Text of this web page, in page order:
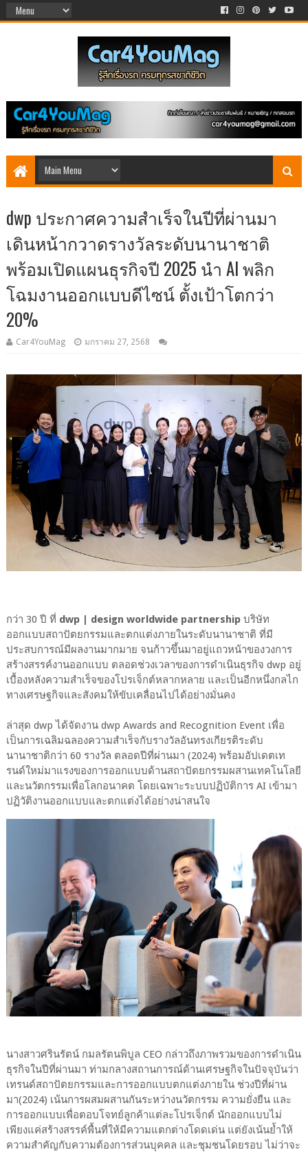
dwp ประกาศความสำเร็จในปีที่ผ่านมา
เดินหน้ากวาดรางวัลระดับนานาชาติ
พร้อมเปิดแผนธุรกิจปี 2025 นำ AI พลิก
โฉมงานออกแบบดีไซน์ ตั้งเป้าโตกว่า
20%
Car4YouMag มกราคม 27, 2568
กว่า 30 ปี ที่ dwp | design worldwide partnershipบริษัท
ออกแบบสถาปัตยกรรมและตกแต่งภายในระดับนานาชาติ ที่มี
ประสบการณ์มีผลงานมากมาย จนก้าวขึ้นมาอยู่แถวหน้าของวงการ
สร้างสรรค์งานออกแบบ ตลอดช่วงเวลาของการดำเนินธุรกิจ dwp อยู่
เบื้องหลังความสำเร็จของโปรเจ็กต์หลากหลาย และเป็นอีกหนึ่งกลไก
ทางเศรษฐกิจและสังคมให้ขับเคลื่อนไปได้อย่างมั่นคง
ล่าสุด dwp ได้จัดงาน dwp Awards and Recognition Event เพื่อ
เป็นการเฉลิมฉลองความสำเร็จกับรางวัลอันทรงเกียรติระดับ
นานาชาติกว่า 60 รางวัล ตลอดปีที่ผ่านมา (2024) พร้อมอัปเดตเท
รนด์ใหม่มาแรงของการออกแบบด้านสถาปัตยกรรมผสานเทคโนโลยี
และนวัตกรรมเพื่อโลกอนาคต โดยเฉพาะระบบปฏิบัติการ AI เข้ามา
ปฏิวัติงานออกแบบและตกแต่งได้อย่างน่าสนใจ
นางสาวศรินรัตน์ กมลรัตนพิบูล CEO กล่าวถึงภาพรวมของการดำเนิน
ธุรกิจในปีที่ผ่านมา ท่ามกลางสถานการณ์ด้านเศรษฐกิจในปัจจุบันว่า
เทรนด์สถาปัตยกรรมและการออกแบบตกแต่งภายใน ช่วงปีที่ผ่าน
มา(2024) เน้นการผสมผสานกันระหว่างนวัตกรรม ความยั่งยืน และ
การออกแบบเพื่อตอบโจทย์ลูกค้าแต่ละโปรเจ็กต์ นักออกแบบไม่
เพียงแค่สร้างสรรค์พื้นที่ให้มีความแตกต่างโดดเด่น แต่ยังเน้นย้ำให้
ความสำคัญกับความต้องการส่วนบุคคล และชุมชนโดยรอบ ไม่ว่าจะ